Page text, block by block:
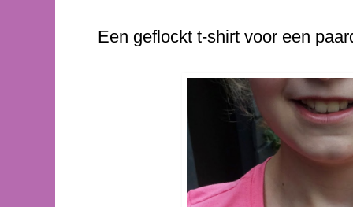
Een geflockt t-shirt voor een